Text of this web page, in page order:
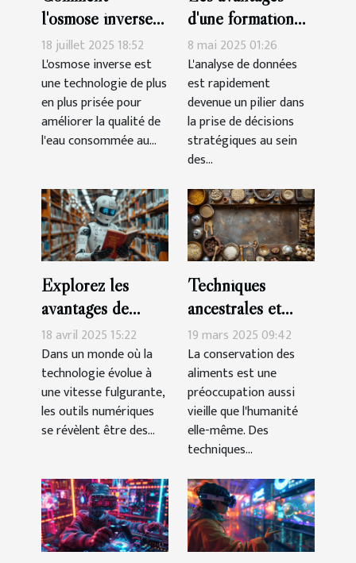
l'osmose inverse
transforme-t-elle
votre eau
quotidienne ?
18 juillet 2025 18:52
L'osmose inverse est
une technologie de plus
en plus prisée pour
améliorer la qualité de
l'eau consommée au...
d'une formation
intensive en
analyse de
données
8 mai 2025 01:26
L'analyse de données
est rapidement
devenue un pilier dans
la prise de décisions
stratégiques au sein
des...
Explorez les
avantages de
l'utilisation d'un
chatbot basé sur
l'IA pour
l'apprentissage
des langues
18 avril 2025 15:22
Dans un monde où la
technologie évolue à
une vitesse fulgurante,
les outils numériques
se révèlent être des...
Techniques
ancestrales et
modernes de
conservation des
aliments
19 mars 2025 09:42
La conservation des
aliments est une
préoccupation aussi
vieille que l'humanité
elle-même. Des
techniques...